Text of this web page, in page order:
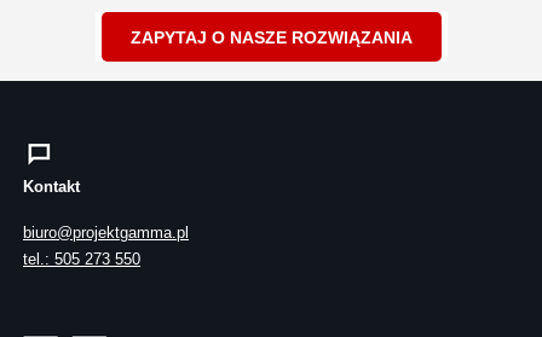
ZAPYTAJ O NASZE ROZWIĄZANIA
Kontakt
biuro@projektgamma.pl
tel.: 505 273 550